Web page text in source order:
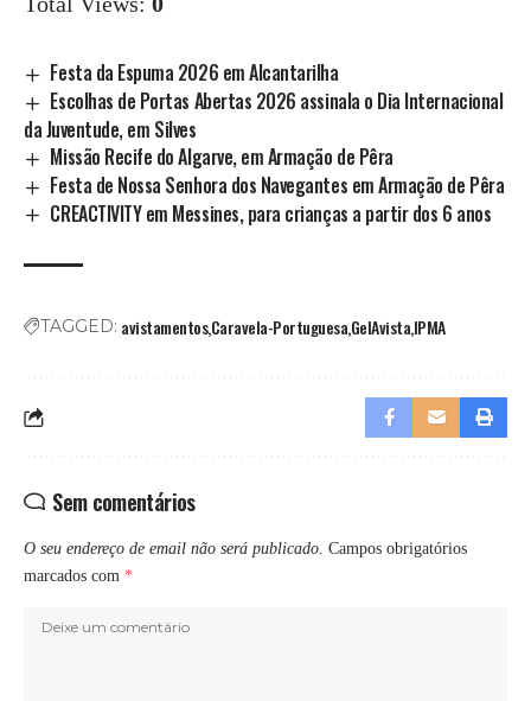
Festa da Espuma 2026 em Alcantarilha
Escolhas de Portas Abertas 2026 assinala o Dia Internacional
da Juventude, em Silves
Missão Recife do Algarve, em Armação de Pêra
Festa de Nossa Senhora dos Navegantes em Armação de Pêra
CREACTIVITY em Messines, para crianças a partir dos 6 anos
TAGGED: avistamentosCaravela-PortuguesaGelAvistaIPMA
Sem comentários
O seu endereço de email não será publicado. Campos obrigatórios
marcados com *